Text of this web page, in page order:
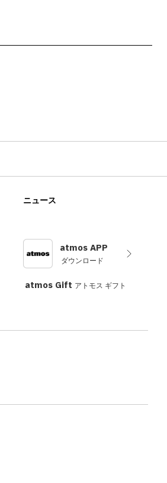
ニュース
atmos APP
ダウンロード
atmos Gift アトモス ギフト